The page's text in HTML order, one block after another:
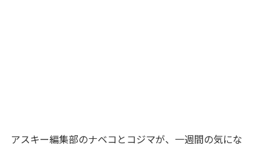
アスキー編集部のナベコとコジマが、一週間の気にな